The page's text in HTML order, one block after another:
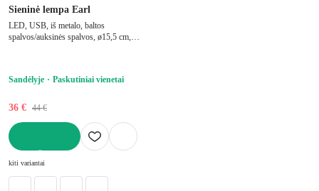
Sieninė lempa Earl
LED, USB, iš metalo, baltos
spalvos/auksinės spalvos, ø15,5 cm,
Sandėlyje Paskutiniai vienetai
36 € 44 €
kiti variantai